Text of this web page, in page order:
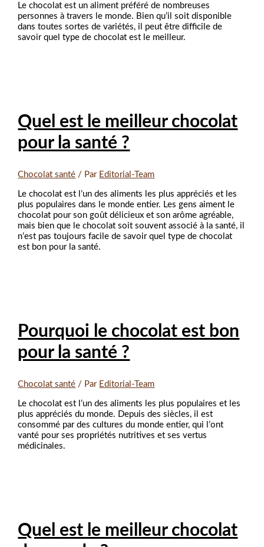
Le chocolat est un aliment préféré de nombreuses
personnes à travers le monde. Bien qu’il soit disponible
dans toutes sortes de variétés, il peut être difficile de
savoir quel type de chocolat est le meilleur.
Quel est le meilleur chocolat
pour la santé ?
Chocolat santé / Par Editorial-Team
Le chocolat est l’un des aliments les plus appréciés et les
plus populaires dans le monde entier. Les gens aiment le
chocolat pour son goût délicieux et son arôme agréable,
mais bien que le chocolat soit souvent associé à la santé, il
n’est pas toujours facile de savoir quel type de chocolat
est bon pour la santé.
Pourquoi le chocolat est bon
pour la santé ?
Chocolat santé / Par Editorial-Team
Le chocolat est l’un des aliments les plus populaires et les
plus appréciés du monde. Depuis des siècles, il est
consommé par des cultures du monde entier, qui l’ont
vanté pour ses propriétés nutritives et ses vertus
médicinales.
Quel est le meilleur chocolat